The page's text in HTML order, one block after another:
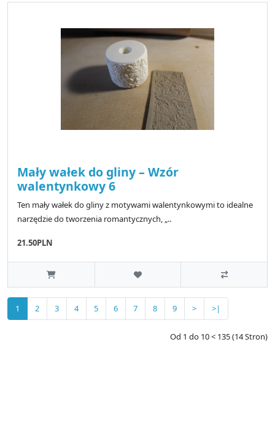
Mały wałek do gliny – Wzór
walentynkowy 6
Ten mały wałek do gliny z motywami walentynkowymi to idealne
narzędzie do tworzenia romantycznych, „..
21.50PLN
1 2 3 4 5 6 7 8 9 > >|
Od 1 do 10 < 135 (14 Stron)